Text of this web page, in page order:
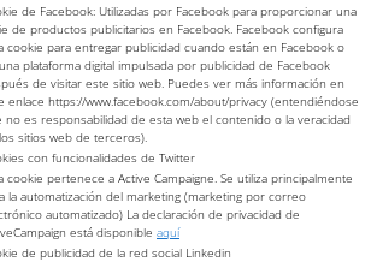
de Facebook: Utilizadas por Facebook para proporcionar una
de productos publicitarios en Facebook. Facebook configura
cookie para entregar publicidad cuando están en Facebook o
plataforma digital impulsada por publicidad de Facebook
de visitar este sitio web. Puedes ver más información en
enlace https://www.facebook.com/about/privacy (entendiéndose
no es responsabilidad de esta web el contenido o la veracidad
sitios web de terceros).
con funcionalidades de Twitter
cookie pertenece a Active Campaigne. Se utiliza principalmente
la automatización del marketing (marketing por correo
automatizado) La declaración de privacidad de
está disponible aquí
de publicidad de la red social Linkedin